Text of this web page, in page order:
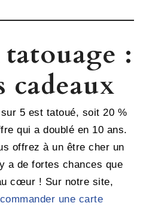
:
cadeaux
5 est tatoué, soit 20 %
qui a doublé en 10 ans.
offrez à un être cher un
a de fortes chances que
cœur ! Sur notre site,
commander une carte